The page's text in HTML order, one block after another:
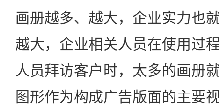
画册越多、越大，企业实力也
越大，企业相关人员在使用过
人员拜访客户时，太多的画册
图形作为构成广告版面的主要